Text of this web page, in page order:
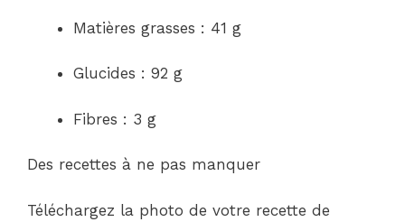
Matières grasses : 41 g
Glucides : 92 g
Fibres : 3 g
Des recettes à ne pas manquer
Téléchargez la photo de votre recette de